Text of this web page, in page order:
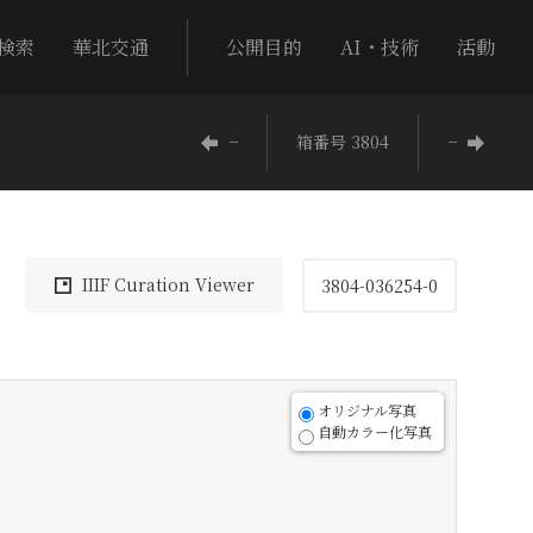
索 華北交通 公開目的 AI・技術 活動
− 箱番号 3804 −
IIIF Curation Viewer 3804-036254-0
オリジナル写真
自動カラー化写真